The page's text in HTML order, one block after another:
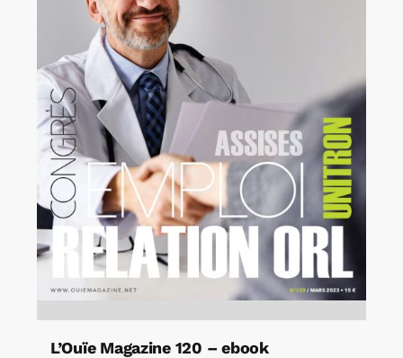
L’Ouïe Magazine 120 – ebook